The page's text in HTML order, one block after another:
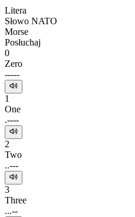
Litera
Słowo NATO
Morse
Posłuchaj
0
Zero
-----
1
One
.----
2
Two
..---
3
Three
...--